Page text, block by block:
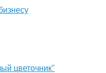
цветочник"